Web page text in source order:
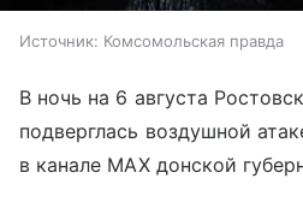
Источник: Комсомольская правда
В ночь на 6 августа
подверглась воздушной
в канале МАХ донской